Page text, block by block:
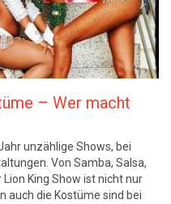
– Wer macht
unzählige Shows, bei
Von Samba, Salsa,
King Show ist nicht nur
auch die Kostüme sind bei